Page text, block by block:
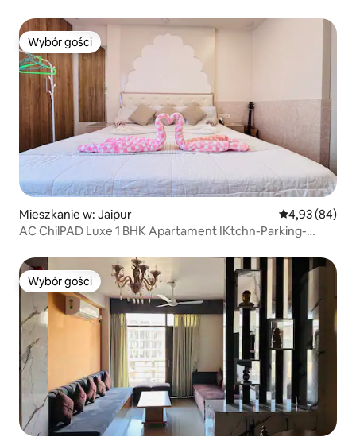
Wybór gości
Wybór gości
Mieszkanie w: Jaipur Średnia
4,93 (84)
AC ChilPAD Luxe 1 BHK Apartament IKtchn-Parking-
Wybór gości
Wybór gości